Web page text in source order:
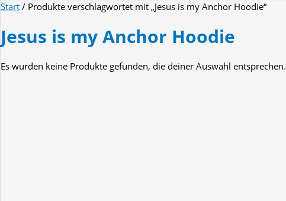
Start / Produkte verschlagwortet mit „Jesus is my Anchor Hoodie“
Jesus is my Anchor Hoodie
Es wurden keine Produkte gefunden, die deiner Auswahl entsprechen.